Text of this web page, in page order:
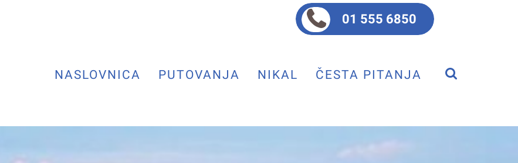
01 555 6850
NASLOVNICA PUTOVANJA NIKAL ČESTA PITANJA